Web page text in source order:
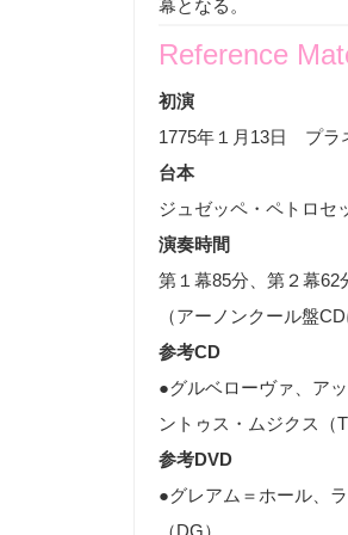
幕となる。
Reference
初演
1775年１月 13日 プラ
台本
ジュゼッペ・ペトロセ
演奏時間
第１幕85分、第２幕62
（アーノンクール盤CD
参考CD
●グルベローヴァ、ア
ントゥス・ムジクス（T
参考DVD
●グレアム＝ホール、
（DG）